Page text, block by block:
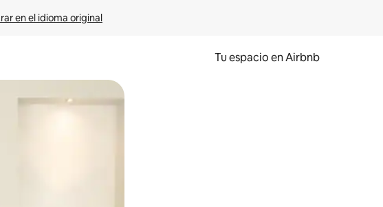
en el idioma original
Tu espacio en Airbnb